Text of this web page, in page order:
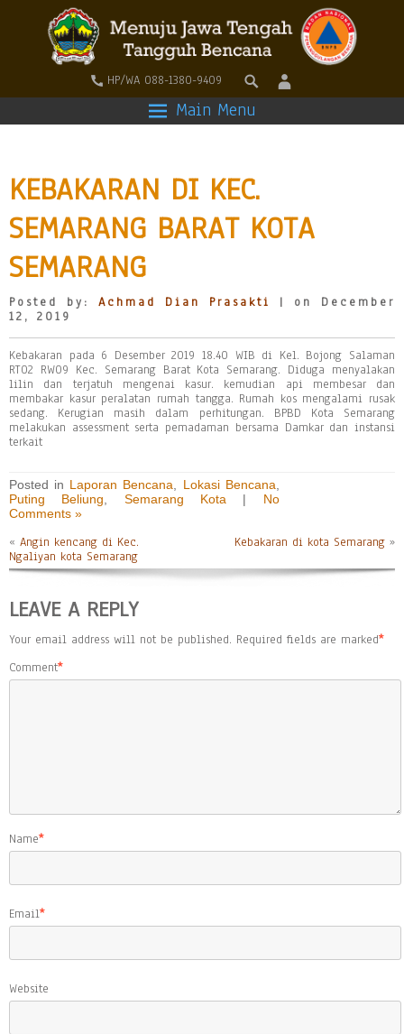
HP/WA 088-1380-9409
Main Menu
KEBAKARAN DI KEC.
SEMARANG BARAT KOTA
SEMARANG
Posted by: Achmad Dian Prasakti
| on December
12, 2019
Kebakaran pada 6 Desember 2019 18.40 WIB di Kel. Bojong Salaman
RT02 RW09 Kec. Semarang Barat Kota Semarang. Diduga menyalakan
lilin dan terjatuh mengenai kasur. kemudian api membesar dan
membakar kasur peralatan rumah tangga. Rumah kos mengalami rusak
sedang. Kerugian masih dalam perhitungan. BPBD Kota Semarang
melakukan assessment serta pemadaman bersama Damkar dan instansi
terkait
Posted in Laporan Bencana Lokasi Bencana
Puting Beliung
Semarang Kota | No
Comments »
« Angin kencang di Kec.
Ngaliyan kota Semarang
Kebakaran di kota Semarang »
LEAVE A REPLY
Your email address will not be published. Required fields are marked*
Comment*
Name*
Email*
Website